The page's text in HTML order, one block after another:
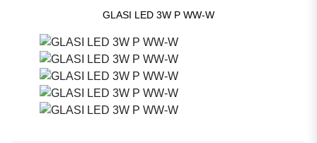
GLASI LED 3W P WW-W